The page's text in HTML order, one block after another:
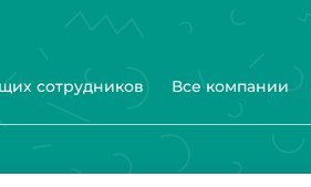
сотрудников Все компании